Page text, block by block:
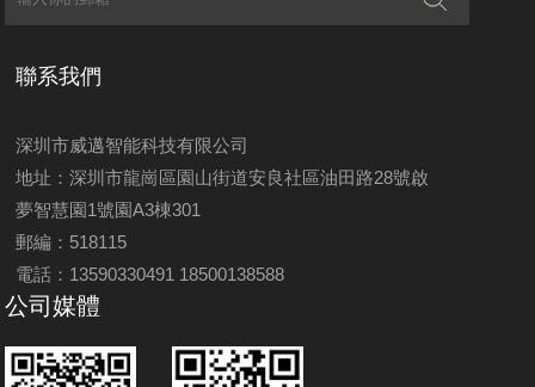
聯系我們
深圳市威邁智能科技有限公司
地址：深圳市龍崗區園山街道安良社區油田路28號啟
夢智慧園1號園A3棟301
郵編：518115
電話：13590330491 18500138588
公司媒體